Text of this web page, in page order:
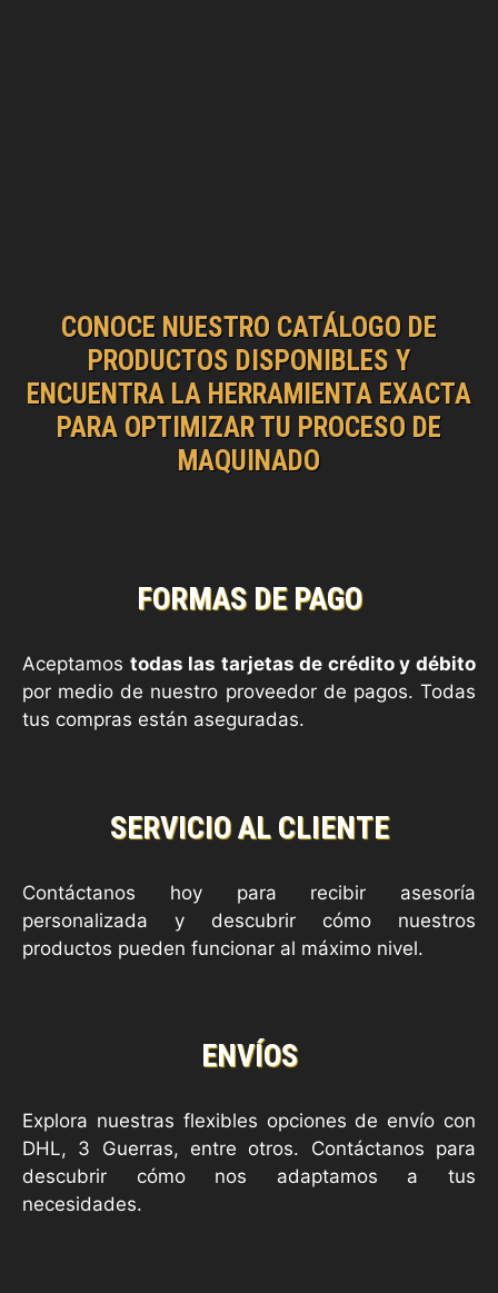
CONOCE NUESTRO CATÁLOGO DE
PRODUCTOS DISPONIBLES Y
ENCUENTRA LA HERRAMIENTA EXACTA
PARA OPTIMIZAR TU PROCESO DE
MAQUINADO
FORMAS DE PAGO
Aceptamos todas las tarjetas de crédito y débito
por medio de nuestro proveedor de pagos. Todas
tus compras están aseguradas.
SERVICIO AL CLIENTE
Contáctanos hoy para recibir asesoría
personalizada y descubrir cómo nuestros
productos pueden funcionar al máximo nivel.
ENVÍOS
Explora nuestras flexibles opciones de envío con
DHL, 3 Guerras, entre otros. Contáctanos para
descubrir cómo nos adaptamos a tus
necesidades.